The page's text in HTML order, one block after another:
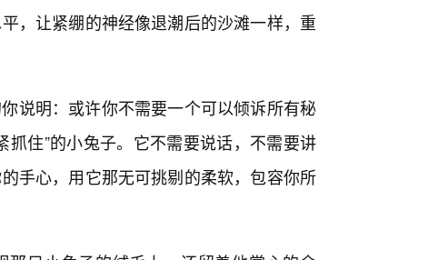
，让紧绷的神经像退潮后的沙滩一样，重
说明：或许你不需要一个可以倾诉所有秘
住”的小兔子。它不需要说话，不需要讲
手心，用它那无可挑剔的柔软，包容你所